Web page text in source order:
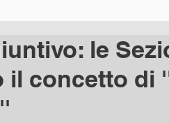
le
il concetto di